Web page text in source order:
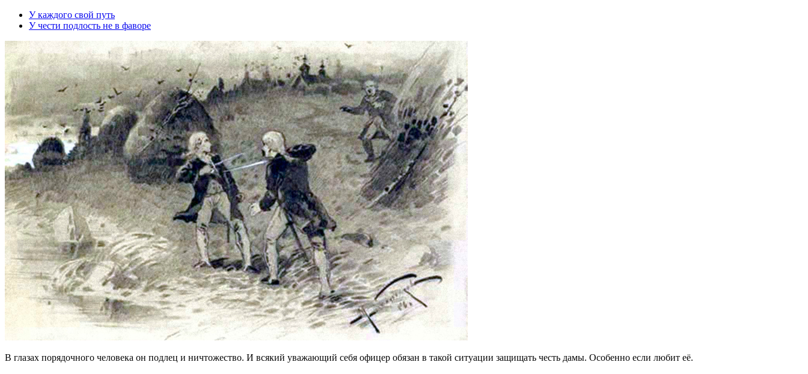
У каждого свой путь
У чести подлость не в фаворе
В глазах порядочного человека он подлец и ничтожество. И всякий уважающий себя офицер обязан в такой ситуации защищать честь дамы. Особенно если любит её.